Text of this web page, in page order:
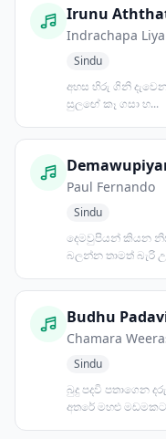
Irunu
Indrachapa
Sindu
අහස හිරු ගිනි
සුලඟේ කෑ ගසා හ...
Paul Fernando
Sindu
දෙමවුපියන් කියන
බලන්න තාමත් බැරි
Budhu
Chamara
Sindu
බුදු පදවි පතාගෙන
අතරේ මහළු